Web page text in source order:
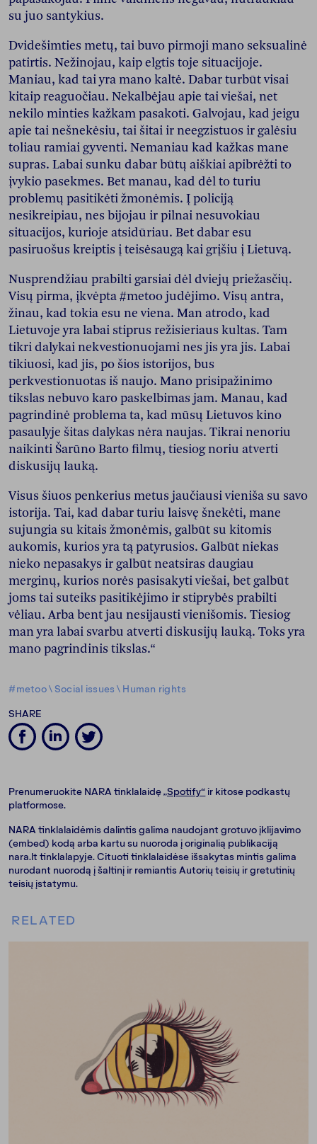
su juo santykius.
Dvidešimties metų, tai buvo pirmoji mano seksualinė
patirtis. Nežinojau, kaip elgtis toje situacijoje.
Maniau, kad tai yra mano kaltė. Dabar turbūt visai
kitaip reaguočiau. Nekalbėjau apie tai viešai, net
nekilo minties kažkam pasakoti. Galvojau, kad jeigu
apie tai nešnekėsiu, tai šitai ir neegzistuos ir galėsiu
toliau ramiai gyventi. Nemaniau kad kažkas mane
supras. Labai sunku dabar būtų aiškiai apibrėžti to
įvykio pasekmes. Bet manau, kad dėl to turiu
problemų pasitikėti žmonėmis. Į policiją
nesikreipiau, nes bijojau ir pilnai nesuvokiau
situacijos, kurioje atsidūriau. Bet dabar esu
pasiruošus kreiptis į teisėsaugą kai grįšiu į Lietuvą.
Nusprendžiau prabilti garsiai dėl dviejų priežasčių.
Visų pirma, įkvėpta #metoo judėjimo. Visų antra,
žinau, kad tokia esu ne viena. Man atrodo, kad
Lietuvoje yra labai stiprus režisieriaus kultas. Tam
tikri dalykai nekvestionuojami nes jis yra jis. Labai
tikiuosi, kad jis, po šios istorijos, bus
perkvestionuotas iš naujo. Mano prisipažinimo
tikslas nebuvo karo paskelbimas jam. Manau, kad
pagrindinė problema ta, kad mūsų Lietuvos kino
pasaulyje šitas dalykas nėra naujas. Tikrai nenoriu
naikinti Šarūno Barto filmų, tiesiog noriu atverti
diskusijų lauką.
Visus šiuos penkerius metus jaučiausi vieniša su savo
istorija. Tai, kad dabar turiu laisvę šnekėti, mane
sujungia su kitais žmonėmis, galbūt su kitomis
aukomis, kurios yra tą patyrusios. Galbūt niekas
nieko nepasakys ir galbūt neatsiras daugiau
merginų, kurios norės pasisakyti viešai, bet galbūt
joms tai suteiks pasitikėjimo ir stiprybės prabilti
vėliau. Arba bent jau nesijausti vienišomis. Tiesiog
man yra labai svarbu atverti diskusijų lauką. Toks yra
mano pagrindinis tikslas.“
#metoo\ Social issues \ Human rights
SHARE
Prenumeruokite NARA tinklalaidę„Spotify“ ir kitose podkastų
platformose.
NARA tinklalaidėmis dalintis galima naudojant grotuvo įklijavimo
(embed) kodą arba kartu su nuoroda į originalią publikaciją
nara.lt tinklalapyje. Cituoti tinklalaidėse išsakytas mintis galima
nurodant nuorodą į šaltinį ir remiantis Autorių teisių ir gretutinių
teisių įstatymu.
RELATED